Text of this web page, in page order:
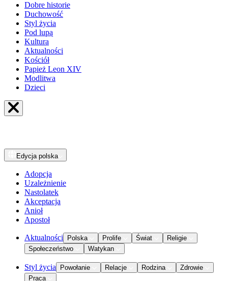
Dobre historie
Duchowość
Styl życia
Pod lupą
Kultura
Aktualności
Kościół
Papież Leon XIV
Modlitwa
Dzieci
Edycja polska
Adopcja
Uzależnienie
Nastolatek
Akceptacja
Anioł
Apostoł
Aktualności Polska Prolife Świat
Religie
Społeczeństwo
Watykan
Styl życia Powołanie Relacje Rodzina
Zdrowie
Praca